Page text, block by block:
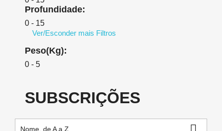
Profundidade:
0 - 15
Ver/Esconder mais Filtros
Peso(Kg):
0 - 5
SUBSCRIÇÕES
Nome, de A a Z